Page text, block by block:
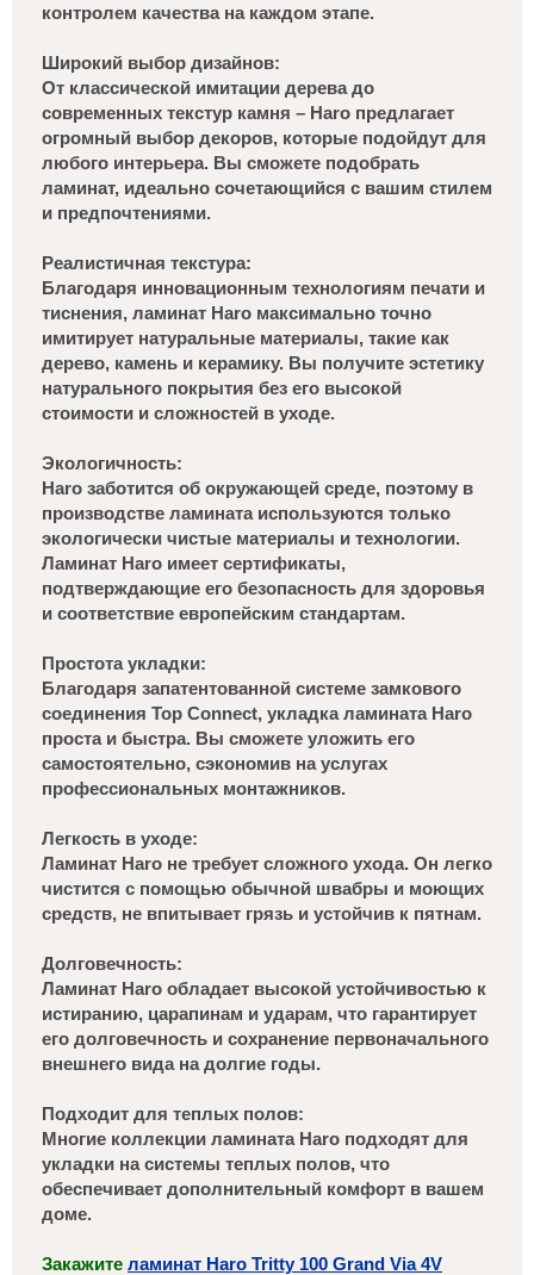
контролем качества на каждом этапе.
Широкий выбор дизайнов:
От классической имитации дерева до
современных текстур камня – Haro предлагает
огромный выбор декоров, которые подойдут для
любого интерьера. Вы сможете подобрать
ламинат, идеально сочетающийся с вашим стилем
и предпочтениями.
Реалистичная текстура:
Благодаря инновационным технологиям печати и
тиснения, ламинат Haro максимально точно
имитирует натуральные материалы, такие как
дерево, камень и керамику. Вы получите эстетику
натурального покрытия без его высокой
стоимости и сложностей в уходе.
Экологичность:
Haro заботится об окружающей среде, поэтому в
производстве ламината используются только
экологически чистые материалы и технологии.
Ламинат Haro имеет сертификаты,
подтверждающие его безопасность для здоровья
и соответствие европейским стандартам.
Простота укладки:
Благодаря запатентованной системе замкового
соединения Top Connect, укладка ламината Haro
проста и быстра. Вы сможете уложить его
самостоятельно, сэкономив на услугах
профессиональных монтажников.
Легкость в уходе:
Ламинат Haro не требует сложного ухода. Он легко
чистится с помощью обычной швабры и моющих
средств, не впитывает грязь и устойчив к пятнам.
Долговечность:
Ламинат Haro обладает высокой устойчивостью к
истиранию, царапинам и ударам, что гарантирует
его долговечность и сохранение первоначального
внешнего вида на долгие годы.
Подходит для теплых полов:
Многие коллекции ламината Haro подходят для
укладки на системы теплых полов, что
обеспечивает дополнительный комфорт в вашем
доме.
Закажите ламинат Haro Tritty 100 Grand Via 4V